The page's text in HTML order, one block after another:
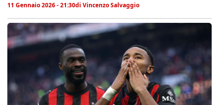
11 Gennaio 2026 - 21:30di Vincenzo Salvaggio